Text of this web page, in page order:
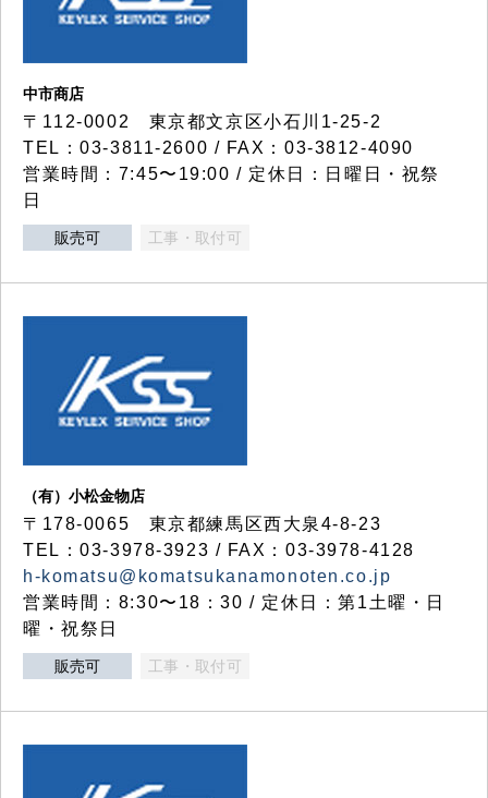
中市商店
〒112-0002 東京都文京区小石川1-25-2
TEL：03-3811-2600 / FAX：03-3812-4090
営業時間：7:45〜19:00 / 定休日：日曜日・祝祭
日
販売可 工事・取付可
（有）小松金物店
〒178-0065 東京都練馬区西大泉4-8-23
TEL：03-3978-3923 / FAX：03-3978-4128
h-komatsu@komatsukanamonoten.co.jp
営業時間：8:30〜18：30 / 定休日：第1土曜・日
曜・祝祭日
販売可 工事・取付可